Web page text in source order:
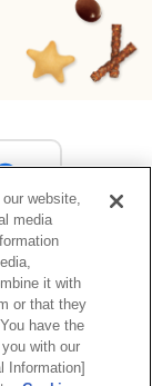
バシーポリシー
リンク
website,
media
it with
or that they
have the
with our
Information]